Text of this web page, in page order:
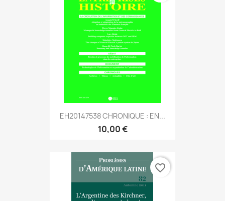
EH20147538 CHRONIQUE : EN...
10,00 €
favorite_border